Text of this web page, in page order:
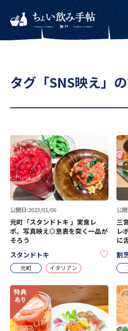
タグ「SNS映え」
公開日:2023/01/06
元町「スタンドトキ 」実食レ
ポ。写真映え◎意表を突く一品が
そろう
スタンドトキ
KEEP
元町 イタリアン
公
三
レ
に
割